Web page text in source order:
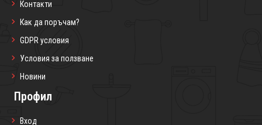
Контакти
Как да поръчам?
GDPR условия
Условия за ползване
Новини
Профил
Вход